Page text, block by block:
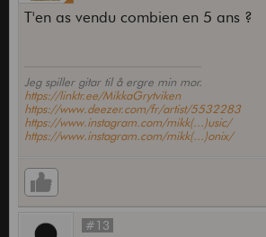
T'en as vendu combien en 5 ans ?
Jeg spiller gitar til å ergre min mor.
https://linktr.ee/MikkaGrytviken
https://www.deezer.com/fr/artist/5532283
https://www.instagram.com/mikk(...)usic/
https://www.instagram.com/mikk(...)onix/
#13